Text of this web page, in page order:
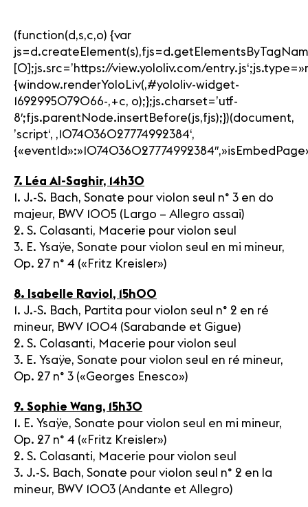
(function(d,s,c,o) {var
[0];js.src=’https://view.yololiv.com/
{window.renderYoloLiv(‚#yololiv-widget-
1692995079066-‚+c, o);};js.charset=’utf-
8′;fjs.parentNode.insertBefore(js,fjs);})(document,
’script‘, ‚1074036027774992384‘,
7. Léa Al-Saghir, 14h30
1. J.-S. Bach, Sonate pour violon seul n° 3 en do
majeur, BWV 1005 (Largo – Allegro assai)
2. S. Colasanti, Macerie pour violon seul
3. E. Ysaÿe, Sonate pour violon seul en mi mineur,
Op. 27 n° 4 («Fritz Kreisler»)
8. Isabelle Raviol, 15h00
1. J.-S. Bach, Partita pour violon seul n° 2 en ré
mineur, BWV 1004 (Sarabande et Gigue)
2. S. Colasanti, Macerie pour violon seul
3. E. Ysaÿe, Sonate pour violon seul en ré mineur,
Op. 27 n° 3 («Georges Enesco»)
9. Sophie Wang, 15h30
1. E. Ysaÿe, Sonate pour violon seul en mi mineur,
Op. 27 n° 4 («Fritz Kreisler»)
2. S. Colasanti, Macerie pour violon seul
3. J.-S. Bach, Sonate pour violon seul n° 2 en la
mineur, BWV 1003 (Andante et Allegro)